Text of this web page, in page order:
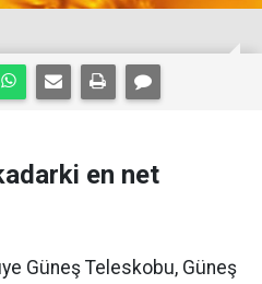
en net
Güneş Teleskobu, Güneş